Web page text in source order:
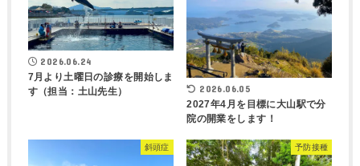
2026.06.24
7月より土曜日の診療を開始しま
す（担当：土山先生）
2026.06.05
2027年4月を目標に大山駅で分
院の開業をします！
斜頭症 予防接種